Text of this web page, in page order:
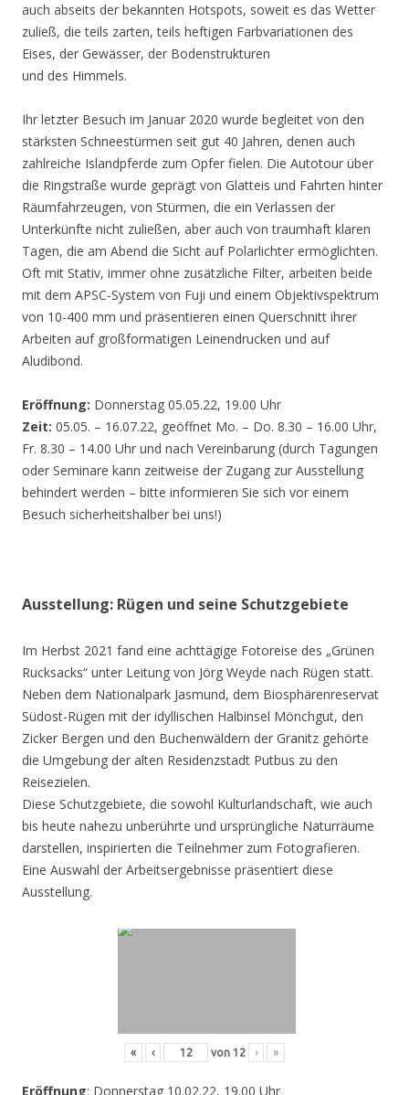
auch abseits der bekannten Hotspots, soweit es das Wetter
zuließ, die teils zarten, teils heftigen Farbvariationen des
Eises, der Gewässer, der Bodenstrukturen
und des Himmels.
Ihr letzter Besuch im Januar 2020 wurde begleitet von den
stärksten Schneestürmen seit gut 40 Jahren, denen auch
zahlreiche Islandpferde zum Opfer fielen. Die Autotour über
die Ringstraße wurde geprägt von Glatteis und Fahrten hinter
Räumfahrzeugen, von Stürmen, die ein Verlassen der
Unterkünfte nicht zuließen, aber auch von traumhaft klaren
Tagen, die am Abend die Sicht auf Polarlichter ermöglichten.
Oft mit Stativ, immer ohne zusätzliche Filter, arbeiten beide
mit dem APSC-System von Fuji und einem Objektivspektrum
von 10-400 mm und präsentieren einen Querschnitt ihrer
Arbeiten auf großformatigen Leinendrucken und auf
Aludibond.
Eröffnung: Donnerstag 05.05.22, 19.00 Uhr
Zeit: 05.05. – 16.07.22, geöffnet Mo. – Do. 8.30 – 16.00 Uhr,
Fr. 8.30 – 14.00 Uhr und nach Vereinbarung (durch Tagungen
oder Seminare kann zeitweise der Zugang zur Ausstellung
behindert werden – bitte informieren Sie sich vor einem
Besuch sicherheitshalber bei uns!)
Ausstellung: Rügen und seine Schutzgebiete
Im Herbst 2021 fand eine achttägige Fotoreise des „Grünen
Rucksacks“ unter Leitung von Jörg Weyde nach Rügen statt.
Neben dem Nationalpark Jasmund, dem Biosphärenreservat
Südost-Rügen mit der idyllischen Halbinsel Mönchgut, den
Zicker Bergen und den Buchenwäldern der Granitz gehörte
die Umgebung der alten Residenzstadt Putbus zu den
Reisezielen.
Diese Schutzgebiete, die sowohl Kulturlandschaft, wie auch
bis heute nahezu unberührte und ursprüngliche Naturräume
darstellen, inspirierten die Teilnehmer zum Fotografieren.
Eine Auswahl der Arbeitsergebnisse präsentiert diese
Ausstellung.
« ‹ von 12 › »
Eröffnung: Donnerstag 10.02.22, 19.00 Uhr